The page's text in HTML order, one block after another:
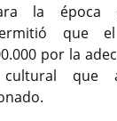
la época
que
por la
que